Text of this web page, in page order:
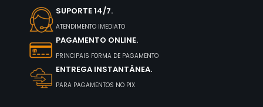
SUPORTE 14/7.
ATENDIMENTO IMEDIATO
PAGAMENTO ONLINE.
PRINCIPAIS FORMA DE PAGAMENTO
ENTREGA INSTANTÂNEA.
PARA PAGAMENTOS NO PIX